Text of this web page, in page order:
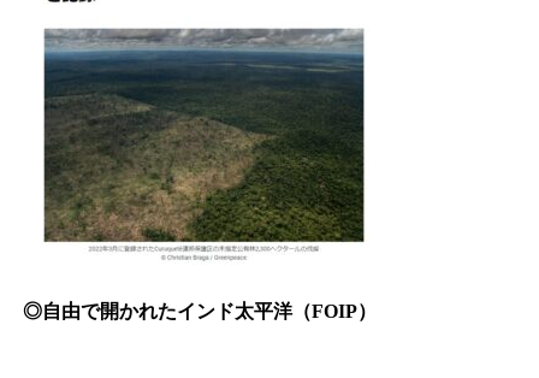
◎自由で開かれたインド太平洋（FOIP）